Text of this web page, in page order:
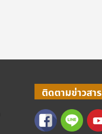
ติดตามข่าวสาร